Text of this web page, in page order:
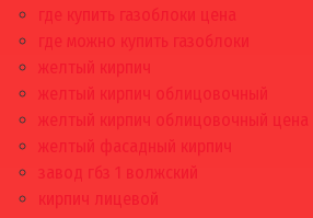
где купить газоблоки цена
где можно купить газоблоки
желтый кирпич
желтый кирпич облицовочный
желтый кирпич облицовочный цена
желтый фасадный кирпич
завод гбз 1 волжский
кирпич лицевой